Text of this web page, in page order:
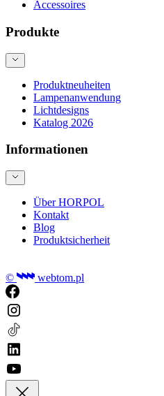
Accessoires
Produkte
Produktneuheiten
Lampenanwendung
Lichtdesigns
Katalog 2026
Informationen
Über HORPOL
Kontakt
Blog
Produktsicherheit
© webtom.pl